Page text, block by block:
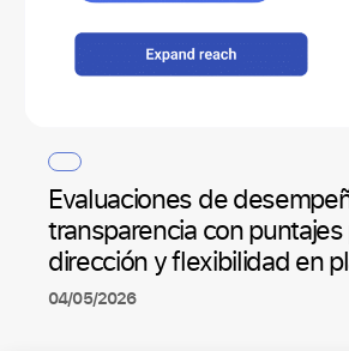
Evaluaciones de
transparencia con
dirección y flexibilidad en
04/05/2026